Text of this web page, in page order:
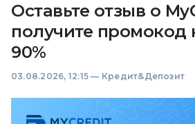
Оставьте отзыв о
получите промокод
90%
03.08.2026, 12:15 — Кредит&Депозит